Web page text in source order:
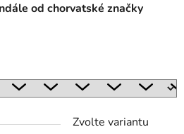
od chorvatské značky
Zvolte variantu